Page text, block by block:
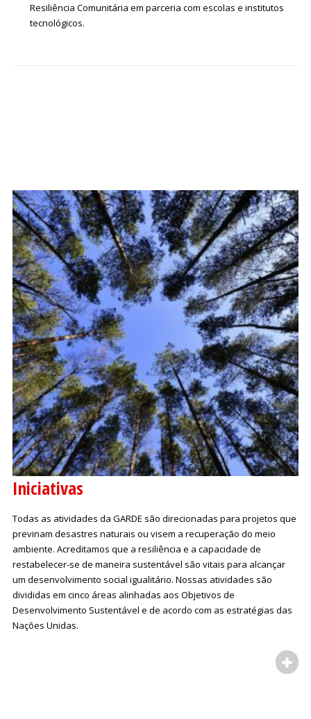
Resiliência Comunitária em parceria com escolas e institutos
tecnológicos.
Iniciativas
Todas as atividades da GARDE são direcionadas para projetos que
previnam desastres naturais ou visem a recuperação do meio
ambiente. Acreditamos que a resiliência e a capacidade de
restabelecer-se de maneira sustentável são vitais para alcançar
um desenvolvimento social igualitário. Nossas atividades são
divididas em cinco áreas alinhadas aos Objetivos de
Desenvolvimento Sustentável e de acordo com as estratégias das
Nações Unidas.